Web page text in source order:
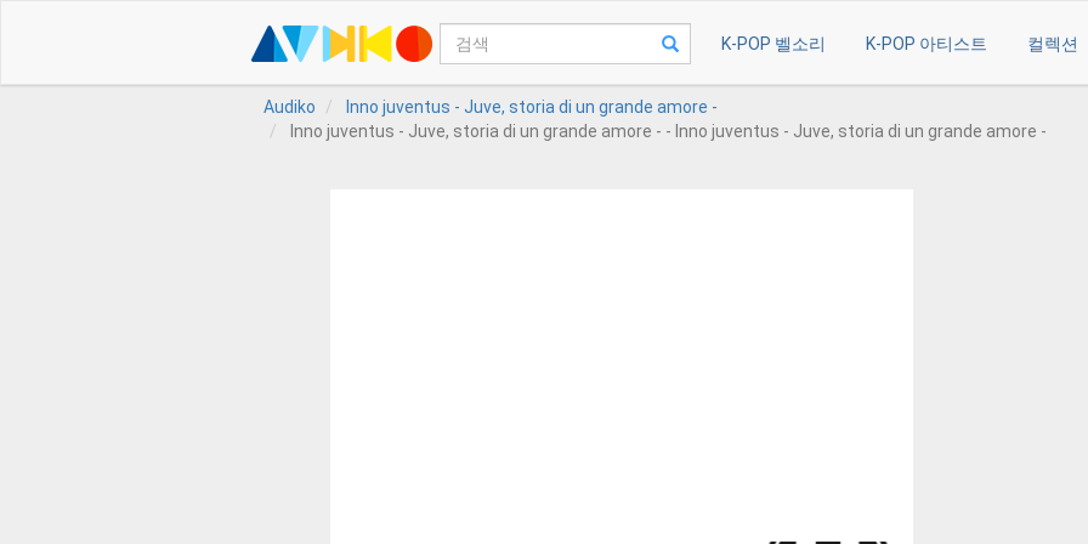
K-POP 벨소리 K-POP 아티스트 컬렉션
Audiko
Inno juventus - Juve, storia di un grande amore -
Inno juventus - Juve, storia di un grande amore - - Inno juventus - Juve, storia di un grande amore -